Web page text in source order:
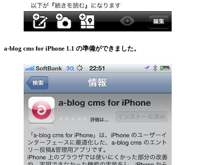
a-blog cms for iPhone 1.1 の準備ができました。